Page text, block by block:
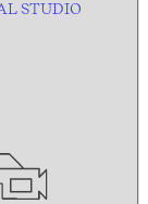
STUDIO